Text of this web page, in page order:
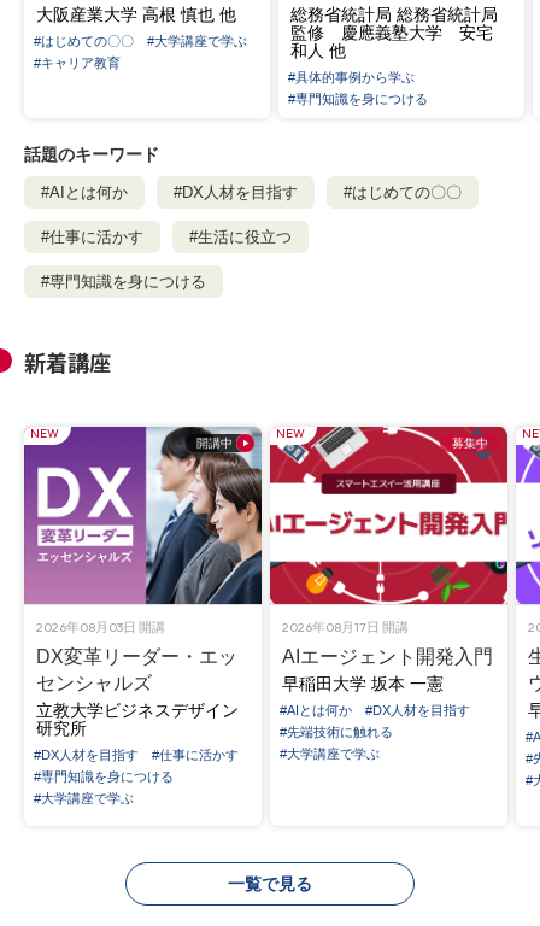
す。
■変更内容
2026年4月1日
■個人情報の承継について
本事業譲渡に伴い、gaccoサービスの提供に必要な範囲で、お客様
の契約情報および個人情報を株式会社デジタル・ナレッジへ承継
で、
同意されない場合は、同意しないボタンを押して退会手続きをお
願いします。
事前に退会を希望される場合は、ログイン後マイページの右上に
表示されている▼のメニューボタンから
「アカウント設定」を開き、アカウント情報の一番下にある「退
会する」から行ってください。
■お問い合わせ先
メール：madoguchi@gacco.co.jp
大阪産業大学 高根 慎也 他
#はじめての〇〇
#大学講座で学ぶ
#キャリア教育
総務省統計局 総務省統計局
監修 慶應義塾大学 安宅
和人 他
#具体的事例から学ぶ
#専門知識を身につける
話題のキーワード
#AIとは何か #DX人材を目指す #はじめての〇〇
#仕事に活かす #生活に役立つ
#専門知識を身につける
新着講座
NEW
開講中
2026年08月03日 開講
DX変革リーダー・エッ
センシャルズ
立教大学ビジネスデザイン
研究所
#DX人材を目指す
#仕事に活かす
#専門知識を身につける
#大学講座で学ぶ
NEW
募集中
2026年08月17日 開講
AIエージェント開発入門
早稲田大学 坂本 一憲
#AIとは何か
#DX人材を目指す
#先端技術に触れる
#大学講座で学ぶ
#
#
一覧で見る